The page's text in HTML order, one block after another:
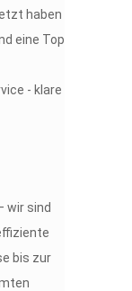
haben
eine Top
- klare
wir sind
bis zur